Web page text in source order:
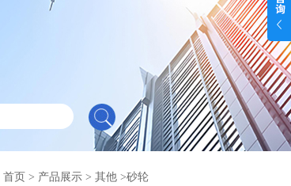
首页 > 产品展示 > 其他 >砂轮